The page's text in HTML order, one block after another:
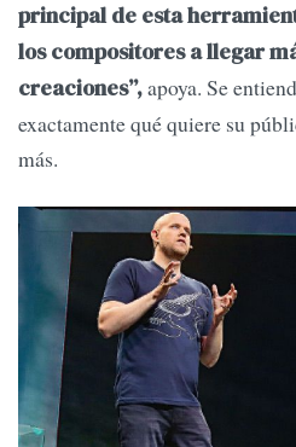
principal de esta
los compositores a llegar
creaciones”,apoya. Se
exactamente qué quiere su
más.